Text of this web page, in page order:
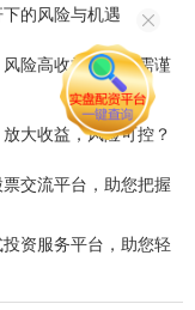
的风险与机遇
险高收益？选择需谨
大收益，风险可控？
交流平台，助您把握
资服务平台，助您轻